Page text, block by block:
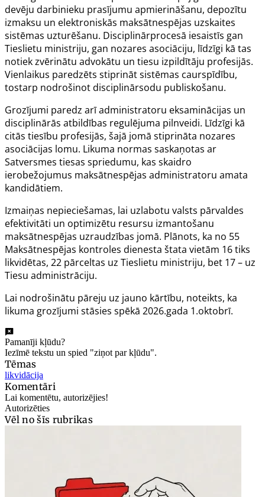
devēju darbinieku prasījumu apmierināšanu, depozītu
izmaksu un elektroniskās maksātnespējas uzskaites
sistēmas uzturēšanu. Disciplinārprocesā iesaistīs gan
Tieslietu ministriju, gan nozares asociāciju, līdzīgi kā tas
notiek zvērinātu advokātu un tiesu izpildītāju profesijās.
Vienlaikus paredzēts stiprināt sistēmas caurspīdību,
tostarp nodrošinot disciplinārsodu publiskošanu.
Grozījumi paredz arī administratoru eksaminācijas un
disciplinārās atbildības regulējuma pilnveidi. Līdzīgi kā
citās tiesību profesijās, šajā jomā stiprināta nozares
asociācijas lomu. Likuma normas saskaņotas ar
Satversmes tiesas spriedumu, kas skaidro
ierobežojumus maksātnespējas administratoru amata
kandidātiem.
Izmaiņas nepieciešamas, lai uzlabotu valsts pārvaldes
efektivitāti un optimizētu resursu izmantošanu
maksātnespējas uzraudzības jomā. Plānots, ka no 55
Maksātnespējas kontroles dienesta štata vietām 16 tiks
likvidētas, 22 pārceltas uz Tieslietu ministriju, bet 17 – uz
Tiesu administrāciju.
Lai nodrošinātu pāreju uz jauno kārtību, noteikts, ka
likuma grozījumi stāsies spēkā 2026.gada 1.oktobrī.
Pamanīji kļūdu?
Iezīmē tekstu un spied "ziņot par kļūdu".
Tēmas
likvidācija
Komentāri
Lai komentētu, autorizējies!
Autorizēties
Vēl no šīs rubrikas